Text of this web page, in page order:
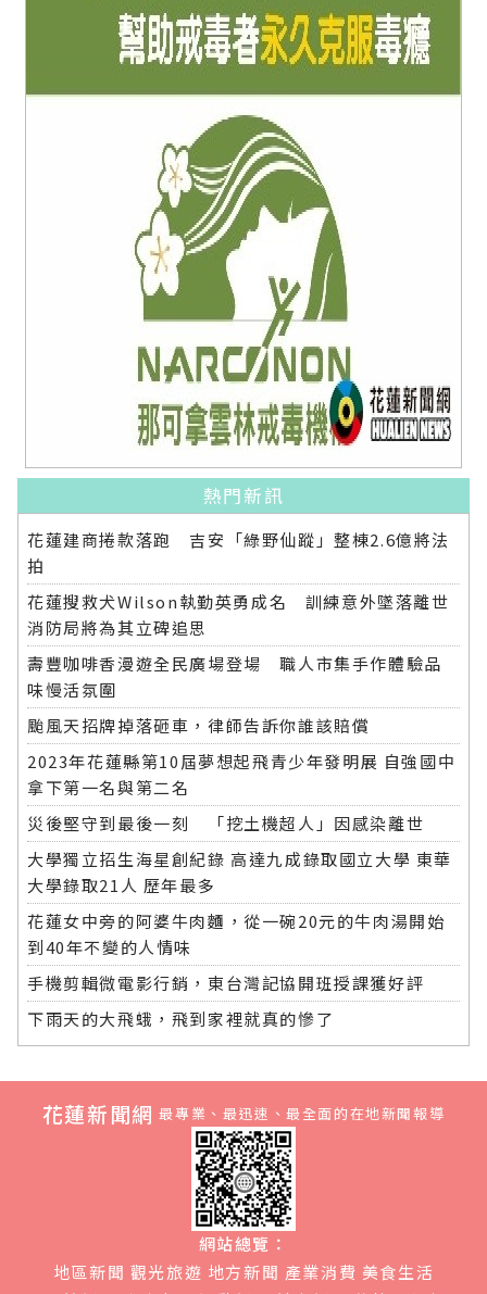
熱門新訊
花蓮建商捲款落跑 吉安「綠野仙蹤」整棟2.6億將法
拍
花蓮搜救犬Wilson執勤英勇成名 訓練意外墜落離世
消防局將為其立碑追思
壽豐咖啡香漫遊全民廣場登場 職人市集手作體驗品
味慢活氛圍
颱風天招牌掉落砸車，律師告訴你誰該賠償
2023年花蓮縣第10屆夢想起飛青少年發明展 自強國中
拿下第一名與第二名
災後堅守到最後一刻 「挖土機超人」因感染離世
大學獨立招生海星創紀錄 高達九成錄取國立大學 東華
大學錄取21人 歷年最多
花蓮女中旁的阿婆牛肉麵，從一碗20元的牛肉湯開始
到40年不變的人情味
手機剪輯微電影行銷，東台灣記協開班授課獲好評
下雨天的大飛蛾，飛到家裡就真的慘了
花蓮新聞網 最專業、最迅速、最全面的在地新聞報導
網站總覽：
地區新聞 觀光旅遊 地方新聞 產業消費 美食生活